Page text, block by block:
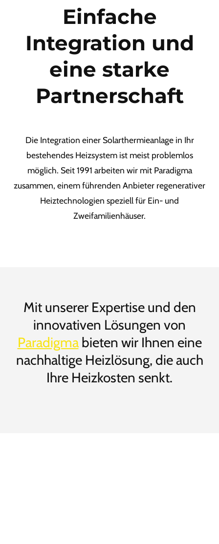
Einfache
Integration und
eine starke
Partnerschaft
Die Integration einer Solarthermieanlage in Ihr
bestehendes Heizsystem ist meist problemlos
möglich. Seit 1991 arbeiten wir mit Paradigma
zusammen, einem führenden Anbieter regenerativer
Heiztechnologien speziell für Ein- und
Zweifamilienhäuser.
Mit unserer Expertise und den
innovativen Lösungen von
Paradigmabieten wir Ihnen eine
nachhaltige Heizlösung, die auch
Ihre Heizkosten senkt.